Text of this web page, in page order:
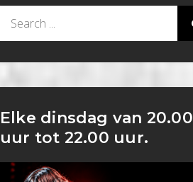
Elke dinsdag van 20.00
uur tot 22.00 uur.